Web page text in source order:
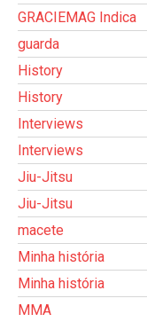
GRACIEMAG Indica
guarda
History
History
Interviews
Interviews
Jiu-Jitsu
Jiu-Jitsu
macete
Minha história
Minha história
MMA